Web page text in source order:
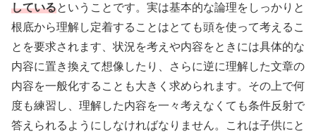
しているということです。実は基本的な論理をしっかりと
根底から理解し定着することはとても頭を使って考えるこ
とを要求されます、状況を考えや内容をときには具体的な
内容に置き換えて想像したり、さらに逆に理解した文章の
内容を一般化することも大きく求められます。その上で何
度も練習し、理解した内容を一々考えなくても条件反射で
答えられるようにしなければなりません。これは子供にと